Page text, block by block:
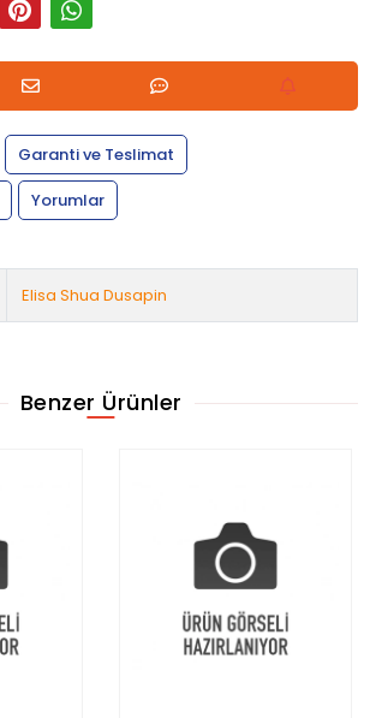
Garanti ve Teslimat
Yorumlar
Elisa Shua Dusapin
Benzer Ürünler